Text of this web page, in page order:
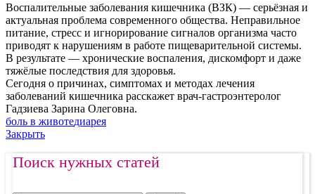
Воспалительные заболевания кишечника (ВЗК) — серьёзная и
актуальная проблема современного общества. Неправильное
питание, стресс и игнорирование сигналов организма часто
приводят к нарушениям в работе пищеварительной системы.
В результате — хронические воспаления, дискомфорт и даже
тяжёлые последствия для здоровья.
Сегодня о причинах, симптомах и методах лечения
заболеваний кишечника расскажет врач-гастроэнтеролог
Гадзиева Зарина Олеговна.
боль в животедиарея
Закрыть
Поиск нужных статей